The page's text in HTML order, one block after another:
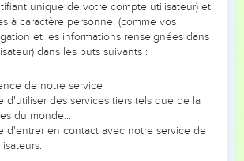
du Père, et je suis venu dans le
je laisse le monde, et je m'en vais au
dis aucune similitude.
savons que tu sais toutes choses, et que
personne te fasse des demandes ; à
croyons que tu es venu de Dieu.
unique de votre compte utilisateur) et
à caractère personnel (comme vos
et les informations renseignées dans
dans les buts suivants :
de notre service
d'utiliser des services tiers tels que de la
du monde…
d'entrer en contact avec notre service de